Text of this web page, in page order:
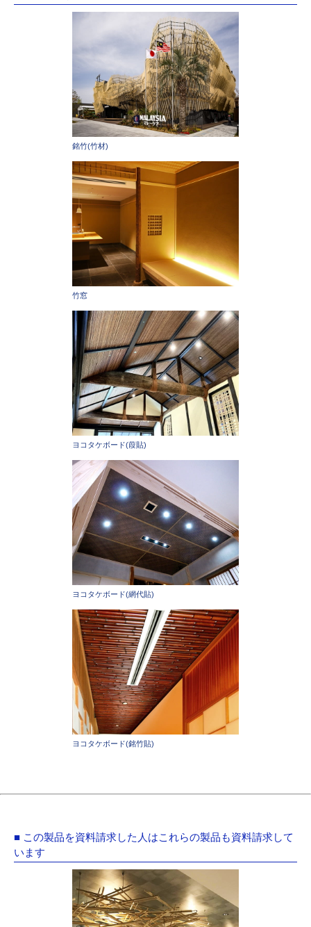
銘竹(竹材)
竹窓
ヨコタケボード(葭貼)
ヨコタケボード(網代貼)
ヨコタケボード(銘竹貼)
■ この製品を資料請求した人はこれらの製品も資料請求して
います